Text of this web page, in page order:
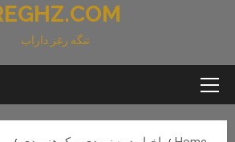
تنگه رغز داراب
Primary